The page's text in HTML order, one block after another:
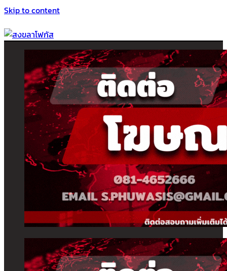
Skip to content
สงขลาโฟกัส
ติดตามข่าวสาร ภาคใต้ หาดใหญ่และสงขลา จากสำนักข่าวโฟกัส